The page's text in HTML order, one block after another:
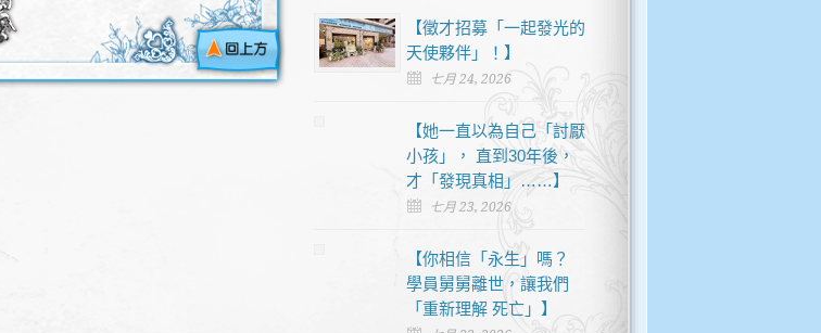
【徵才招募「一起發光的
天使夥伴」！】
七月 24, 2026
【她一直以為自己「討厭
小孩」， 直到30年後，
才「發現真相」……】
七月 23, 2026
【你相信「永生」嗎？
學員舅舅離世，讓我們
「重新理解 死亡」】